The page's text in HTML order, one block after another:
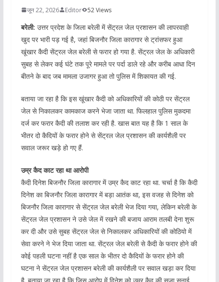
जून 22, 2026 Editor 52 Views
बरेली: उत्तर प्रदेश के जिला बरेली में सेंट्रल जेल प्रशासन की लापरवाही
खुद पर भारी पड़ गई है, जहां बिजनौर जिला कारागार से ट्रांसफर हुआ
खूंखार कैदी सेंट्रल जेल बरेली से फरार हो गया है. सेंट्रल जेल के अधिकारी
सुबह से लेकर कई घंटे तक पूरे मामले पर पर्दा डाले रहे और करीब आधा दिन
बीतने के बाद जब मामला उजागर हुआ तो पुलिस में शिकायत की गई.
बताया जा रहा है कि इस खूंखार कैदी को अधिकारियों की कोठी पर सेंट्रल
जेल से निकालकर कामकाज करने भेजा जाता था. फिलहाल पुलिस मुकदमा
दर्ज कर फरार कैदी की तलाश कर रही है. खास बात यह है कि 1 साल के
भीतर दो कैदियों के फरार होने से सेंट्रल जेल प्रशासन की कार्यशैली पर
सवाल जरूर खड़े हो गए हैं.
उम्र कैद काट रहा था आरोपी
कैदी दिनेश बिजनौर जिला कारागार में उम्र कैद काट रहा था. चर्चा है कि कैदी
दिनेश का बिजनौर जिला कारागार में बड़ा आतंक था, इस वजह से दिनेश को
बिजनौर जिला कारागार से सेंट्रल जेल बरेली भेज दिया गया, लेकिन बरेली के
सेंट्रल जेल प्रशासन ने उसे जेल में रखने की बजाय आराम तलबी देना शुरू
कर दी और उसे सुबह सेंट्रल जेल से निकालकर अधिकारियों की कोठियो में
सेवा करने ने भेज दिया जाता था. सेंट्रल जेल बरेली से कैदी के फरार होने की
कोई पहली घटना नहीं है एक साल के भीतर दो कैदियों के फरार होने की
घटना ने सेंट्रल जेल प्रशासन बरेली की कार्यशैली पर सवाल खड़ा कर दिया
है. बताया जा रहा है कि जिस आरोप में दिनेश को उम्र कैद की सजा सुनाई